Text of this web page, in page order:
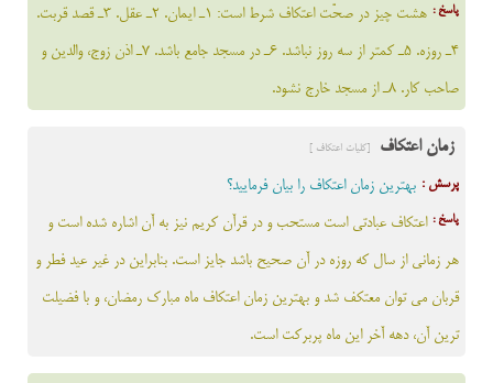
پاسخ :
هشت چيز در صحّت اعتكاف شرط است: 1ـ ايمان. 2ـ عقل. 3ـ قصد قربت.
4ـ روزه. 5ـ كمتر از سه روز نباشد. 6ـ در مسجد جامع باشد. 7ـ اذن زوج، والدين و
صاحب كار. 8ـ از مسجد خارج نشود.
زمان اعتکاف [کلیات اعتکاف ]
پرسش : بهترین زمان اعتکاف را بیان فرمایید؟
پاسخ : اعتکاف عبادتي است مستحب و در قرآن کريم نيز به آن اشاره شده است و
هر زمانى از سال كه روزه در آن صحيح باشد جايز است. بنابراين در غير عيد فطر و
قربان مى توان معتكف شد و بهترين زمان اعتكاف ماه مبارك رمضان، و با فضيلت
ترين آن، دهه آخر اين ماه پربركت است.